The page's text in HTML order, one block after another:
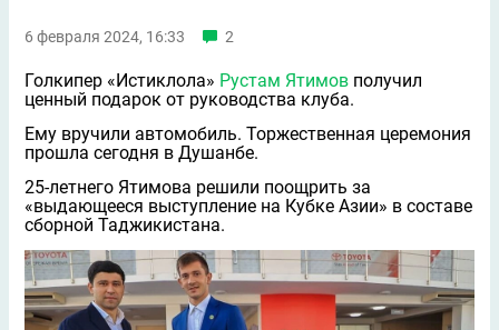
6 февраля 2024, 16:33 2
Голкипер «Истиклола» Рустам Ятимов получил
ценный подарок от руководства клуба.
Ему вручили автомобиль. Торжественная церемония
прошла сегодня в Душанбе.
25-летнего Ятимова решили поощрить за
«выдающееся выступление на Кубке Азии» в составе
сборной Таджикистана.